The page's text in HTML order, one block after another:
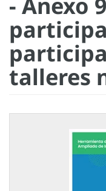
- Anexo
talleres